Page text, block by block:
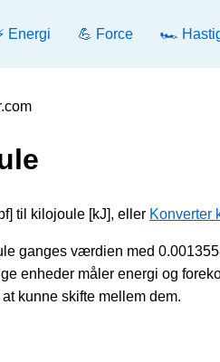
Energi 💪 Force 🏎️
til kilojoule [kJ], eller Konverter
ganges værdien med
enheder måler energi og
kunne skifte mellem dem.